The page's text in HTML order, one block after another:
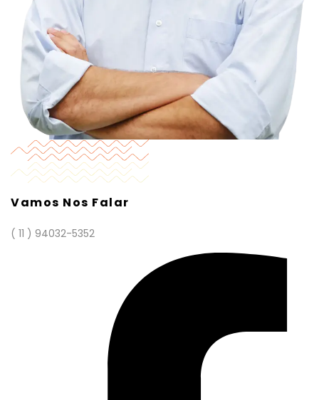
Vamos Nos Falar
( 11 ) 94032-5352